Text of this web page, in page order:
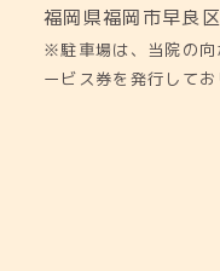
福岡県福岡市早良
※駐車場は、当院の向
ービス券を発行してお